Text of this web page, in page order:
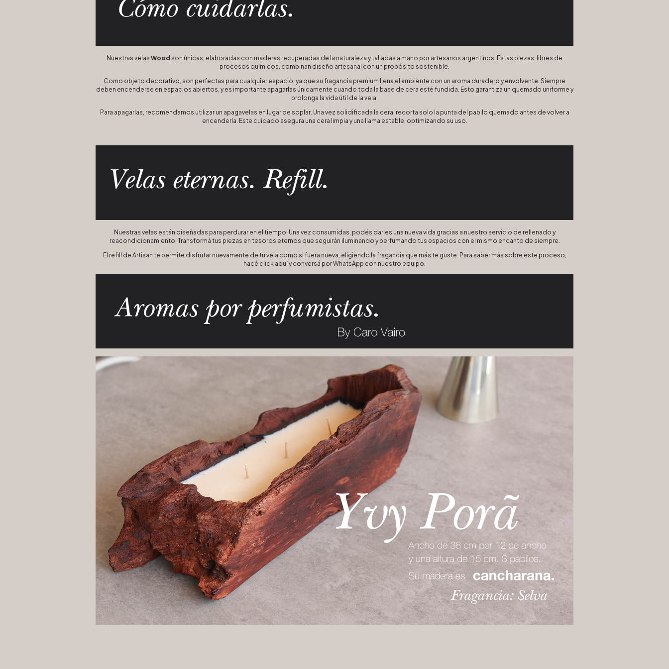
Nuestras velas Wood son únicas, elaboradas con maderas recuperadas de la naturaleza y talladas a mano por artesanos argentinos. Estas piezas, libres de
procesos químicos, combinan diseño artesanal con un propósito sostenible.
Como objeto decorativo, son perfectas para cualquier espacio, ya que su fragancia premium llena el ambiente con un aroma duradero y envolvente. Siempre
deben encenderse en espacios abiertos, y es importante apagarlas únicamente cuando toda la base de cera esté fundida. Esto garantiza un quemado uniforme y
prolonga la vida útil de la vela.
Para apagarlas, recomendamos utilizar un apagavelas en lugar de soplar. Una vez solidificada la cera, recorta solo la punta del pabilo quemado antes de volver a
encenderla. Este cuidado asegura una cera limpia y una llama estable, optimizando su uso.
Nuestras velas están diseñadas para perdurar en el tiempo. Una vez consumidas, podés darles una nueva vida gracias a nuestro servicio de rellenado y
reacondicionamiento. Transformá tus piezas en tesoros eternos que seguirán iluminando y perfumando tus espacios con el mismo encanto de siempre.
El refill de Artisan te permite disfrutar nuevamente de tu vela como si fuera nueva, eligiendo la fragancia que más te guste. Para saber más sobre este proceso,
hacé click aquíy conversá por WhatsApp con nuestro equipo.